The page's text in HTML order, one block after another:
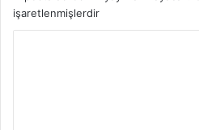
işaretlenmişlerdir